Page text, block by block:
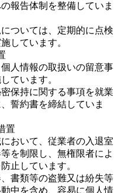
報告体制を整備していま
ついては、定期的に点検
しています。
人情報の取扱いの留意事
ています。
保持に関する事項を就業
誓約書を締結していま
置
おいて、従業者の入退室
を制限し、無権限者によ
止しています。
書類等の盗難又は紛失等
中を含め、容易に個人情